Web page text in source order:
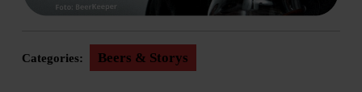
Categories: Beers & Storys